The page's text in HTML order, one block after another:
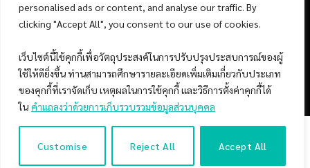
personalised ads or content, and analyse our traffic. By
clicking "Accept All", you consent to our use of cookies.
เว็บไซต์นี้ใช้คุกกี้เพื่อวัตถุประสงค์ในการปรับปรุงประสบการณ์ของผู้
ใช้ให้ดียิ่งขึ้น ท่านสามารถศึกษารายละเอียดเพิ่มเติมเกี่ยวกับประเภท
ของคุกกี้ที่เราจัดเก็บ เหตุผลในการใช้คุกกี้ และวิธีการตั้งค่าคุกกี้ได้
ใน คำแถลงว่าด้วยการเก็บรวบรวมข้อมูลส่วนบุคคล
Customise Reject All Accept All
© 2026 Copyright by SiamQuant.